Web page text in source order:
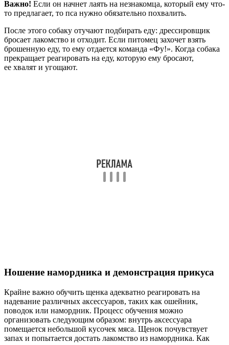
Важно! Если он начнет лаять на незнакомца, который ему что-
то предлагает, то пса нужно обязательно похвалить.
После этого собаку отучают подбирать еду: дрессировщик
бросает лакомство и отходит. Если питомец захочет взять
брошенную еду, то ему отдается команда «Фу!». Когда собака
прекращает реагировать на еду, которую ему бросают,
ее хвалят и угощают.
Ношение намордника и демонстрация прикуса
Крайне важно обучить щенка адекватно реагировать на
надевание различных аксессуаров, таких как ошейник,
поводок или намордник. Процесс обучения можно
организовать следующим образом: внутрь аксессуара
помещается небольшой кусочек мяса. Щенок почувствует
запах и попытается достать лакомство из намордника. Как